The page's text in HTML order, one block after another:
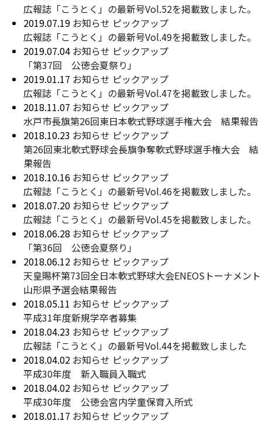
広報誌「こうとく」の最新号Vol.52を掲載致しました。
2019.07.19 お知らせ ピックアップ
広報誌「こうとく」の最新号Vol.49を掲載致しました。
2019.07.04 お知らせ ピックアップ
「第37回 公徳会夏祭り」
2019.01.17 お知らせ ピックアップ
広報誌「こうとく」の最新号Vol.47を掲載致しました。
2018.11.07 お知らせ ピックアップ
水戸市長旗第26回東日本軟式野球選手権大会 結果報告
2018.10.23 お知らせ ピックアップ
第26回東北軟式野球会長旗争奪軟式野球選手権大会 結
果報告
2018.10.16 お知らせ ピックアップ
広報誌「こうとく」の最新号Vol.46を掲載致しました。
2018.07.20 お知らせ ピックアップ
広報誌「こうとく」の最新号Vol.45を掲載致しました。
2018.06.28 お知らせ ピックアップ
「第36回 公徳会夏祭り」
2018.06.12 お知らせ ピックアップ
天皇賜杯第73回全日本軟式野球大会ENEOSトーナメント
山形県予選会結果報告
2018.05.11 お知らせ ピックアップ
平成31年度新規学卒者募集
2018.04.23 お知らせ ピックアップ
広報誌「こうとく」の最新号Vol.44を掲載致しました
2018.04.02 お知らせ ピックアップ
平成30年度 新入職員入職式
2018.04.02 お知らせ ピックアップ
平成30年度 公徳会宮内学童保育入所式
2018.01.17 お知らせ ピックアップ